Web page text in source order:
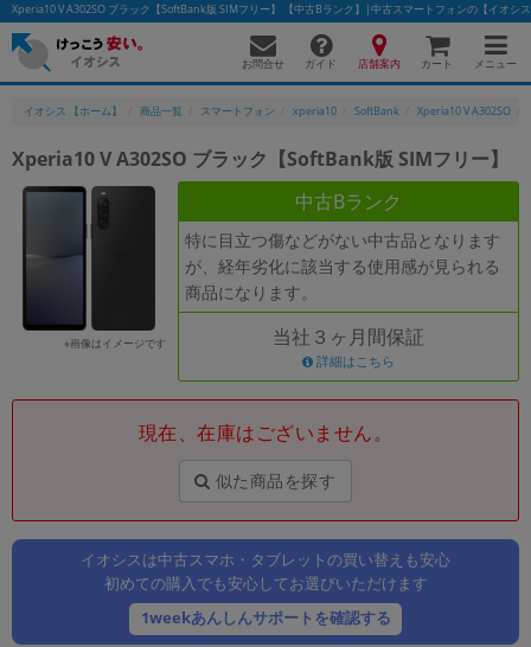
Xperia10 V A302SO ブラック【SoftBank版 SIMフリー】 【中古Bランク】|中古スマートフォンの【イオシ
お問合せ ガイド 店舗案内 カート メニュー
イオシス 【ホーム】 商品一覧 スマートフォン xperia10 SoftBank Xperia10 V A302SO
Xperia10 V A302SO ブラック【SoftBank版 SIMフリー】
※画像はイメージです
中古Bランク
特に目立つ傷などがない中古品となります
が、経年劣化に該当する使用感が見られる
商品になります。
当社３ヶ月間保証
詳細はこちら
現在、在庫はございません。
似た商品を探す
イオシスは中古スマホ・タブレットの買い替えも安心
初めての購入でも安心してお選びいただけます
1weekあんしんサポートを確認する
かんたんパソコン検索に切り替える
除外ワード
カテゴリー
商品ジャンルの絞り込み
「スマートフォン」「タブレット」など
製造、販売メーカーの絞り込み
「Apple」「SONY」「SHARP」など